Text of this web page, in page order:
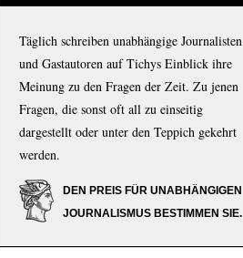
Täglich schreiben unabhängige Journalisten
und Gastautoren auf Tichys Einblick ihre
Meinung zu den Fragen der Zeit. Zu jenen
Fragen, die sonst oft all zu einseitig
dargestellt oder unter den Teppich gekehrt
werden.
DEN PREIS FÜR UNABHÄNGIGEN
JOURNALISMUS BESTIMMEN SIE.